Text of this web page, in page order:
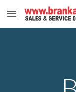
Skip to main